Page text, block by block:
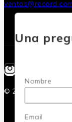
© 2026 Grupo
Una
Nombre
Email